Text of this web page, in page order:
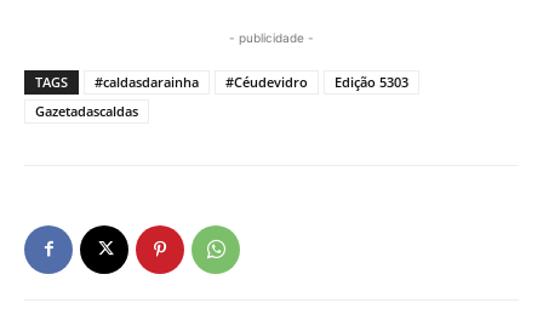
- publicidade -
TAGS #caldasdarainha #Céudevidro
Edição 5303
Gazetadascaldas